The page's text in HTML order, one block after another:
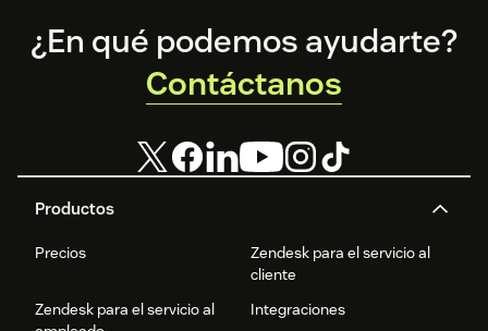
Footer
Productos
Precios
Zendesk para el servicio al
cliente
Zendesk para el servicio al
Integraciones
¿En qué podemos ayudarte?
Contáctanos